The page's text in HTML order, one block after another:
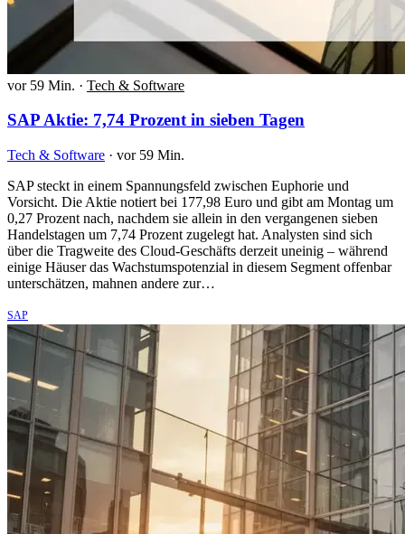
vor 59 Min. · Tech & Software
SAP Aktie: 7,74 Prozent in sieben Tagen
Tech & Software · vor 59 Min.
SAP steckt in einem Spannungsfeld zwischen Euphorie und
Vorsicht. Die Aktie notiert bei 177,98 Euro und gibt am Montag um
0,27 Prozent nach, nachdem sie allein in den vergangenen sieben
Handelstagen um 7,74 Prozent zugelegt hat. Analysten sind sich
über die Tragweite des Cloud-Geschäfts derzeit uneinig – während
einige Häuser das Wachstumspotenzial in diesem Segment offenbar
unterschätzen, mahnen andere zur…
SAP